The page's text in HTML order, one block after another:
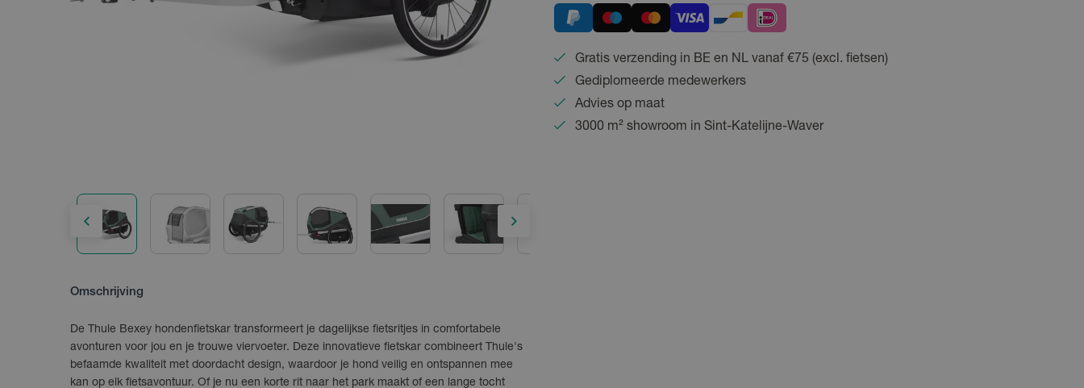
Omschrijving
De Thule Bexey hondenfietskar transformeert je dagelijkse fietsritjes in comfortabele
avonturen voor jou en je trouwe viervoeter. Deze innovatieve fietskar combineert Thule's
befaamde kwaliteit met doordacht design, waardoor je hond veilig en ontspannen mee
kan op elk fietsavontuur. Of je nu een korte rit naar het park maakt of een lange tocht
Gratis verzending in BE en NL vanaf €75 (excl. fietsen)
Gediplomeerde medewerkers
Advies op maat
3000 m² showroom in Sint-Katelijne-Waver